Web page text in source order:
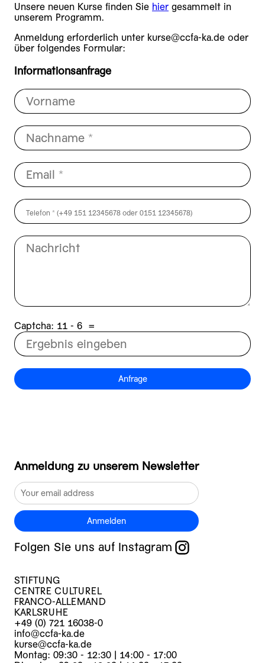
Unsere neuen Kurse finden Sie hier gesammelt in
unserem Programm.
Anmeldung erforderlich unter kurse@ccfa-ka.de oder
über folgendes Formular:
Informationsanfrage
Captcha: 6 - 11 =
Anfrage
Anmeldung zu unserem Newsletter
Anmelden
Folgen Sie uns auf Instagram
STIFTUNG
CENTRE CULTUREL
FRANCO-ALLEMAND
KARLSRUHE
+49 (0) 721 16038-0
info@ccfa-ka.de
kurse@ccfa-ka.de
Montag: 09:30 - 12:30 | 14:00 - 17:00